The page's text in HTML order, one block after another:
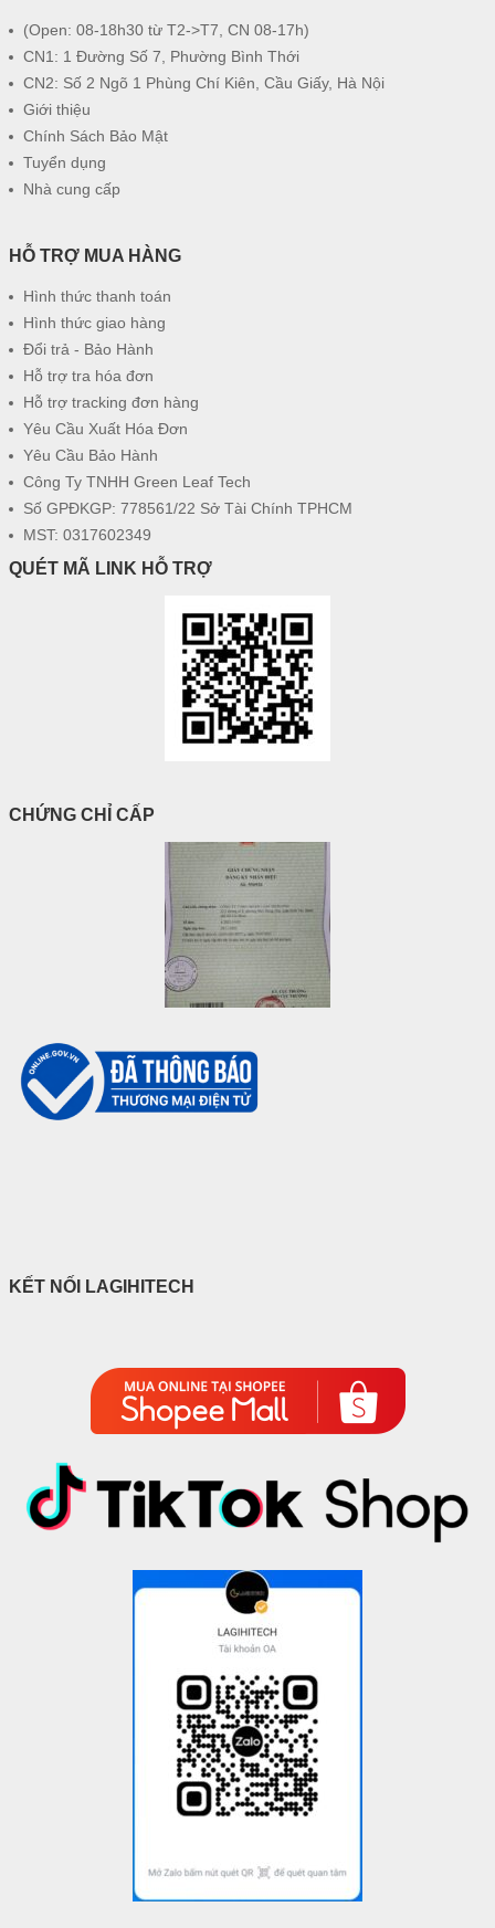
(Open: 08-18h30 từ T2->T7, CN 08-17h)
CN1: 1 Đường Số 7, Phường Bình Thới
CN2: Số 2 Ngõ 1 Phùng Chí Kiên, Cầu Giấy, Hà Nội
Giới thiệu
Chính Sách Bảo Mật
Tuyển dụng
Nhà cung cấp
HỖ TRỢ MUA HÀNG
Hình thức thanh toán
Hình thức giao hàng
Đổi trả - Bảo Hành
Hỗ trợ tra hóa đơn
Hỗ trợ tracking đơn hàng
Yêu Cầu Xuất Hóa Đơn
Yêu Cầu Bảo Hành
Công Ty TNHH Green Leaf Tech
Số GPĐKGP: 778561/22 Sở Tài Chính TPHCM
MST: 0317602349
QUÉT MÃ LINK HỖ TRỢ
CHỨNG CHỈ CẤP
KẾT NỐI LAGIHITECH